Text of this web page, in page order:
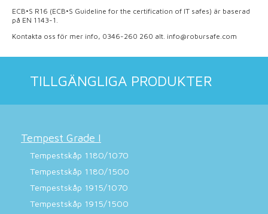
ECB•S R16 (ECB•S Guideline for the certification of IT safes) är baserad
på EN 1143-1.
Kontakta oss för mer info, 0346-260 260 alt. info@robursafe.com
TILLGÄNGLIGA PRODUKTER
Tempest Grade I
Tempestskåp 1180/1070
Tempestskåp 1180/1500
Tempestskåp 1915/1070
Tempestskåp 1915/1500